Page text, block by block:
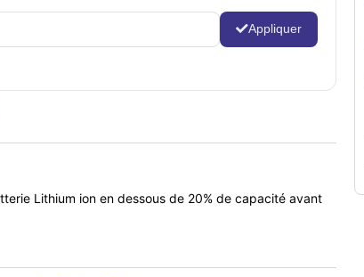
Appliquer
Lithium ion en dessous de 20% de capacité avant